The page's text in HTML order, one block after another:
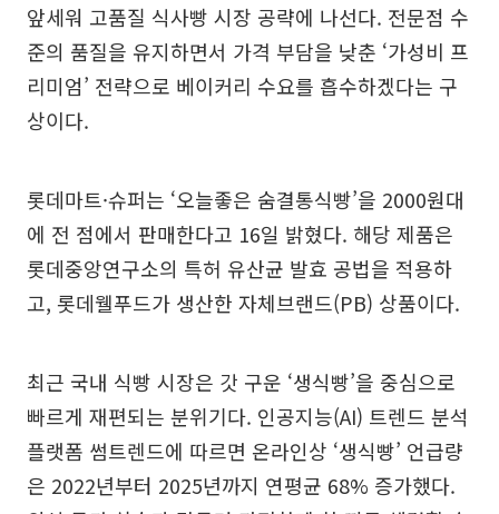
앞세워 고품질 식사빵 시장 공략에 나선다. 전문점 수
준의 품질을 유지하면서 가격 부담을 낮춘 ‘가성비 프
리미엄’ 전략으로 베이커리 수요를 흡수하겠다는 구
상이다.
롯데마트·슈퍼는 ‘오늘좋은 숨결통식빵’을 2000원대
에 전 점에서 판매한다고 16일 밝혔다. 해당 제품은
롯데중앙연구소의 특허 유산균 발효 공법을 적용하
고, 롯데웰푸드가 생산한 자체브랜드(PB) 상품이다.
최근 국내 식빵 시장은 갓 구운 ‘생식빵’을 중심으로
빠르게 재편되는 분위기다. 인공지능(AI) 트렌드 분석
플랫폼 썸트렌드에 따르면 온라인상 ‘생식빵’ 언급량
은 2022년부터 2025년까지 연평균 68% 증가했다.